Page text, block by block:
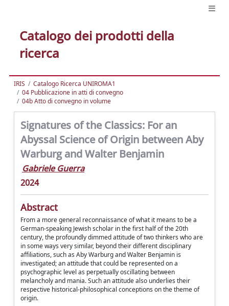
Catalogo dei prodotti della
ricerca
IRIS
Catalogo Ricerca UNIROMA1
04 Pubblicazione in atti di convegno
04b Atto di convegno in volume
Signatures of the Classics: For an
Abyssal Science of Origin between Aby
Warburg and Walter Benjamin
Gabriele Guerra
2024
Abstract
From a more general reconnaissance of what it means to be a
German-speaking Jewish scholar in the first half of the 20th
century, the profoundly dimmed attitude of two thinkers who are
in some ways very similar, beyond their different disciplinary
affiliations, such as Aby Warburg and Walter Benjamin is
investigated; an attitude that could be represented on a
psychographic level as perpetually oscillating between
melancholy and mania. Such an attitude also underlies their
respective historical-philosophical conceptions on the theme of
origin.